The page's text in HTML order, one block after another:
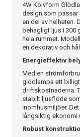
4W Kolvform
design som passar
en del av helheten.
behagligt ljus i 300
hela rummet.
en dekorativ och
Energieffektiv
Med en
glödlampa ett
driftskostnaderna.
stabilt ljusflöde
inomhusmiljöer.
långsiktig ekonomi
Robust